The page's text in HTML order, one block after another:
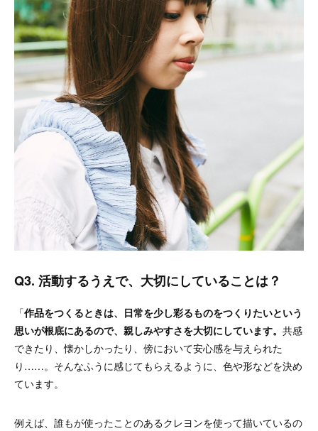
Q3. 活動するうえで、大切にしていることは？
「作品をつくるときは、日常を少し彩るものをつくりたいという
思いが根底にあるので、親しみやすさを大切にしています。 共感
できたり、懐かしかったり、傍において安心感を与えられた
り……。そんなふうに感じてもらえるように、色や形などを決め
ています。
例えば、誰もが使ったことのあるクレヨンを使って描いているの